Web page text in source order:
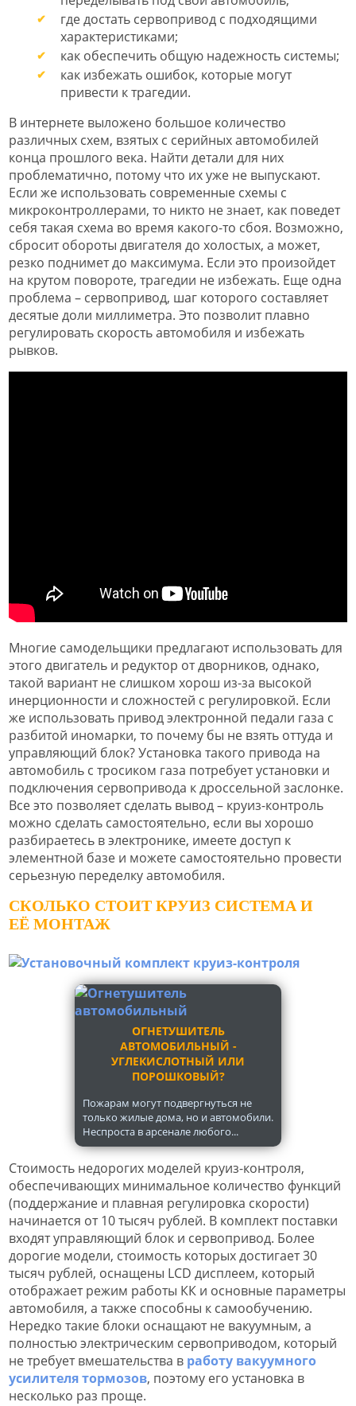
где достать сервопривод с подходящими
характеристиками;
как обеспечить общую надежность системы;
как избежать ошибок, которые могут
привести к трагедии.
В интернете выложено большое количество
различных схем, взятых с серийных автомобилей
конца прошлого века. Найти детали для них
проблематично, потому что их уже не выпускают.
Если же использовать современные схемы с
микроконтроллерами, то никто не знает, как поведет
себя такая схема во время какого-то сбоя. Возможно,
сбросит обороты двигателя до холостых, а может,
резко поднимет до максимума. Если это произойдет
на крутом повороте, трагедии не избежать. Еще одна
проблема – сервопривод, шаг которого составляет
десятые доли миллиметра. Это позволит плавно
регулировать скорость автомобиля и избежать
рывков.
Многие самодельщики предлагают использовать для
этого двигатель и редуктор от дворников, однако,
такой вариант не слишком хорош из-за высокой
инерционности и сложностей с регулировкой. Если
же использовать привод электронной педали газа с
разбитой иномарки, то почему бы не взять оттуда и
управляющий блок? Установка такого привода на
автомобиль с тросиком газа потребует установки и
подключения сервопривода к дроссельной заслонке.
Все это позволяет сделать вывод – круиз-контроль
можно сделать самостоятельно, если вы хорошо
разбираетесь в электронике, имеете доступ к
элементной базе и можете самостоятельно провести
серьезную переделку автомобиля.
СКОЛЬКО СТОИТ КРУИЗ СИСТЕМА И
ЕЁ МОНТАЖ
ОГНЕТУШИТЕЛЬ
АВТОМОБИЛЬНЫЙ -
УГЛЕКИСЛОТНЫЙ ИЛИ
ПОРОШКОВЫЙ?
Пожарам могут подвергнуться не
только жилые дома, но и автомобили.
Неспроста в арсенале любого...
Стоимость недорогих моделей круиз-контроля,
обеспечивающих минимальное количество функций
(поддержание и плавная регулировка скорости)
начинается от 10 тысяч рублей. В комплект поставки
входят управляющий блок и сервопривод. Более
дорогие модели, стоимость которых достигает 30
тысяч рублей, оснащены LCD дисплеем, который
отображает режим работы КК и основные параметры
автомобиля, а также способны к самообучению.
Нередко такие блоки оснащают не вакуумным, а
полностью электрическим сервоприводом, который
не требует вмешательства в работу вакуумного
усилителя тормозов, поэтому его установка в
несколько раз проще.